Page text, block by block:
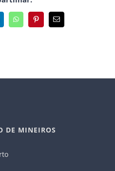
WhatsAppPinterest
E-
mail
DE MINEIROS